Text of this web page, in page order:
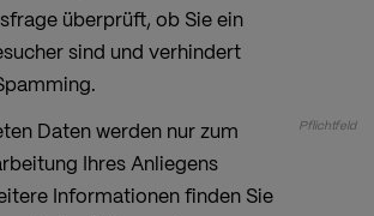
überprüft, ob Sie ein
sind und verhindert
Daten werden nur zum
Ihres Anliegens
Informationen finden Sie
Pflichtfeld